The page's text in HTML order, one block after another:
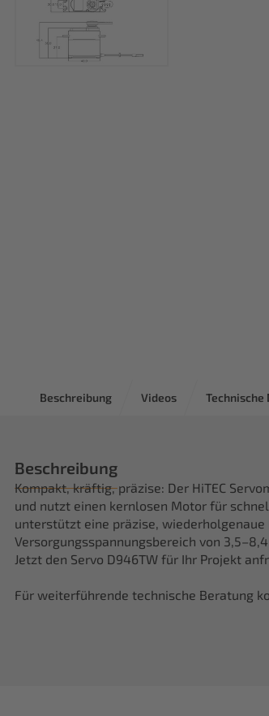
Beschreibung Videos Technische
Beschreibung
Kompakt, kräftig, präzise: Der HiTEC
und nutzt einen kernlosen Motor für
unterstützt eine präzise,
Versorgungsspannungsbereich von
Jetzt den Servo D946TW für Ihr Projekt
Für weiterführende technische Beratung